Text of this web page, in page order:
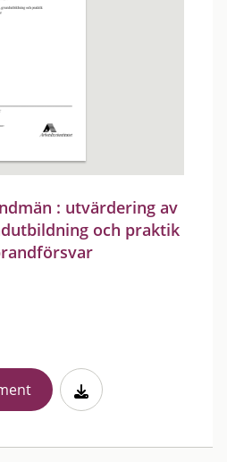
: utvärdering av
och praktik